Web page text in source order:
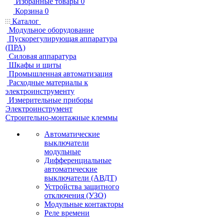
Корзина 0
Каталог
Модульное оборудование
Пускорегулирующая аппаратура
(ПРА)
Силовая аппаратура
Шкафы и щиты
Промышленная автоматизация
Расходные материалы к
электроинструменту
Измерительные приборы
Электроинструмент
Строительно-монтажные клеммы
Автоматические
выключатели
модульные
Дифференциальные
автоматические
выключатели (АВДТ)
Устройства защитного
отключения (УЗО)
Модульные контакторы
Реле времени